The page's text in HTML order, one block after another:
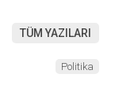
TÜM YAZILARI
Politika